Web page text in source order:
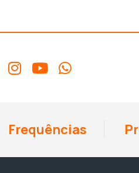
Frequências